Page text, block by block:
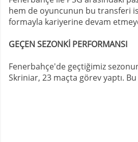
hem de oyuncunun bu transferi
formayla kariyerine devam
GEÇEN SEZONKİ PERFORMANSI
Fenerbahçe'de geçtiğimiz
Skriniar, 23 maçta görev yaptı.